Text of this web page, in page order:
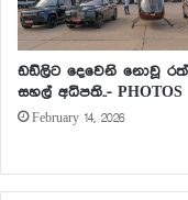
ඩඩ්ලිට දෙවෙනි නොවූ
සහල් අධිපති..- PHOTOS
February 14, 2026